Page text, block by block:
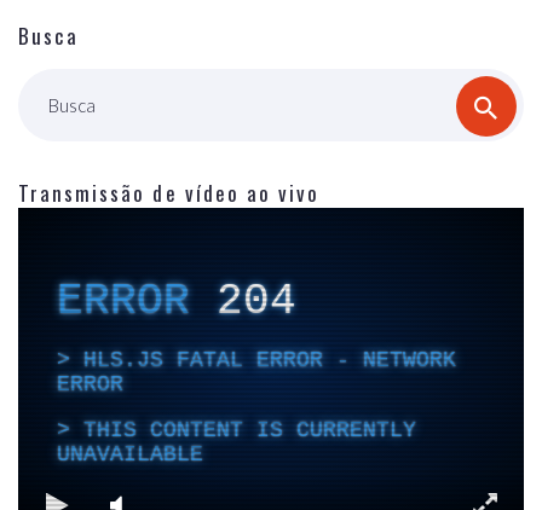
Busca
Busca
Transmissão de vídeo ao vivo